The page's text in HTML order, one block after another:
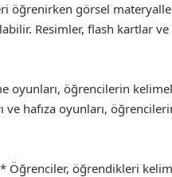
öğrenirken görsel
Resimler, flash kartlar
oyunları, öğrencilerin
hafıza oyunları,
Öğrenciler, öğrendikleri